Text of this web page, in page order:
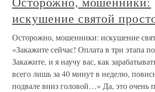
искушение святой
Осторожно, мошенники: искушение
«Закажите сейчас! Оплата в три этапа
Закажите, и я научу вас, как
всего лишь за 40 минут в неделю,
подвале вниз головой…» Да, это очень